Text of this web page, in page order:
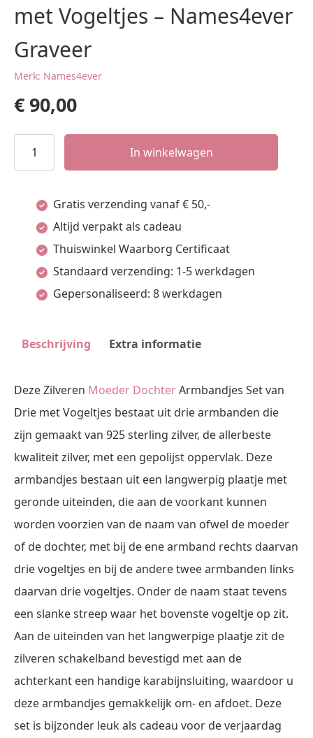
met Vogeltjes – Names4ever
Graveer
Merk: Names4ever
€90,00
Zilveren
Moeder
Armbandjes
Graveer
aantal
In winkelwagen
Gratis verzending vanaf € 50,-
Altijd verpakt als cadeau
Thuiswinkel Waarborg Certificaat
Standaard verzending: 1-5 werkdagen
Gepersonaliseerd: 8 werkdagen
Beschrijving Extra informatie
Deze Zilveren Moeder DochterArmbandjes Set van
Drie met Vogeltjes bestaat uit drie armbanden die
zijn gemaakt van 925 sterling zilver, de allerbeste
kwaliteit zilver, met een gepolijst oppervlak. Deze
armbandjes bestaan uit een langwerpig plaatje met
geronde uiteinden, die aan de voorkant kunnen
worden voorzien van de naam van ofwel de moeder
of de dochter, met bij de ene armband rechts daarvan
drie vogeltjes en bij de andere twee armbanden links
daarvan drie vogeltjes. Onder de naam staat tevens
een slanke streep waar het bovenste vogeltje op zit.
Aan de uiteinden van het langwerpige plaatje zit de
zilveren schakelband bevestigd met aan de
achterkant een handige karabijnsluiting, waardoor u
deze armbandjes gemakkelijk om- en afdoet. Deze
set is bijzonder leuk als cadeau voor de verjaardag